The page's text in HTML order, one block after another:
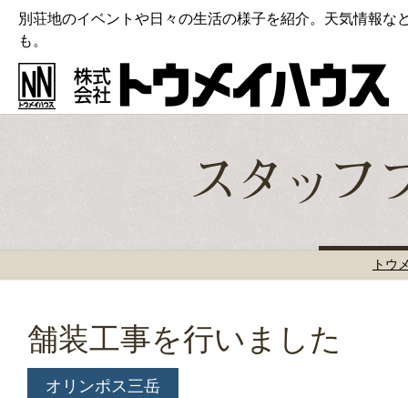
別荘地のイベントや日々の生活の様子を紹介。天気情報な
も。
トウ
舗装工事を行いました
オリンポス三岳